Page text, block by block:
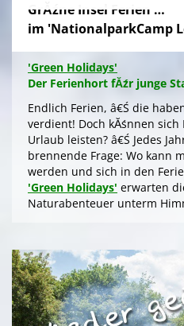
'Schlafnester CampLodges'
Exklusive NĂ¤chte â€Ś auf
dem stressigen Alltag und
aufwendige Zeltausstattung
grĂźnen Ambiente auf der
kĂźnstlerisch gestalteten
Schlafsack. Jedes der fĂźnf
bis zu fĂźnf Personen.
Gleichwohl ob Familie oder
logieren in einer schmucken
angenehmes Raumklima
aus der Kraft der Sonne
speist.
Ein stressfreier Kurzurlaub
inklusive KĂźhl- und
GrĂźne Insel Ferien …
im 'NationalparkCamp
'Green Holidays'
Der Ferienhort fĂźr junge
Endlich Ferien, â€Ś die
verdient! Doch kĂśnnen sich
Urlaub leisten? â€Ś Jedes
brennende Frage: Wo kann
werden und sich in den
'Green Holidays' erwarten
Naturabenteuer unterm
'GrĂźne Insel Camp'
Die Zeltferien zum
Das klassische'GrĂźne Insel